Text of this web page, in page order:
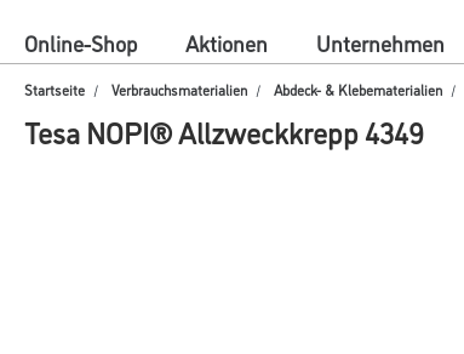
Online-Shop Aktionen Unternehmen
Startseite Verbrauchsmaterialien Abdeck- & Klebematerialien
Tesa NOPI® Allzweckkrepp 4349